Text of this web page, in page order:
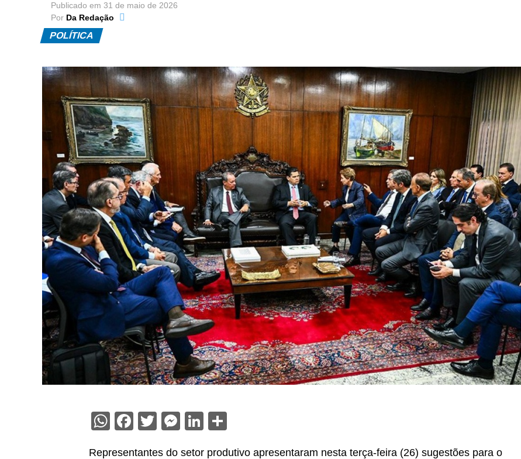
Publicado em 31 de maio de 2026
Por Da Redação
POLÍTICA
WhatsApp
Facebook
Twitter
Messenger
LinkedIn
Representantes do setor produtivo apresentaram nesta terça-feira (26) sugestões para o